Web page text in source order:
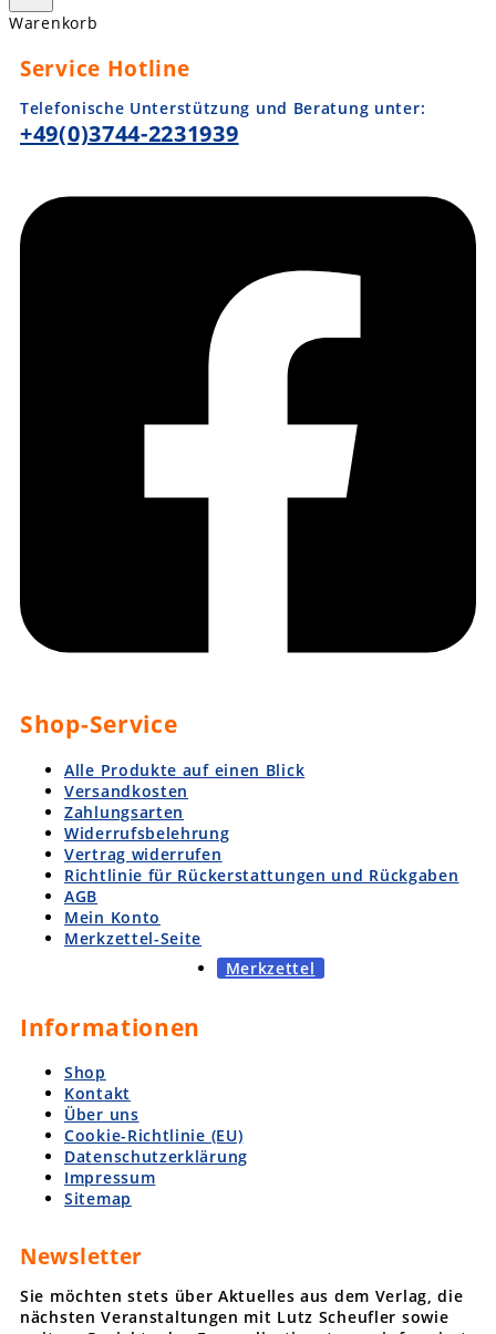
Warenkorb
Service Hotline
Telefonische Unterstützung und Beratung unter:
+49(0)3744-2231939
Shop-Service
Alle Produkte auf einen Blick
Versandkosten
Zahlungsarten
Widerrufsbelehrung
Vertrag widerrufen
Richtlinie für Rückerstattungen und Rückgaben
AGB
Mein Konto
Merkzettel-Seite
Merkzettel
Informationen
Shop
Kontakt
Über uns
Cookie-Richtlinie (EU)
Datenschutzerklärung
Impressum
Sitemap
Newsletter
Sie möchten stets über Aktuelles aus dem Verlag, die
nächsten Veranstaltungen mit Lutz Scheufler sowie